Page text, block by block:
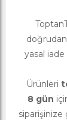
yasal
Ürünleri
8 gün
siparişinize